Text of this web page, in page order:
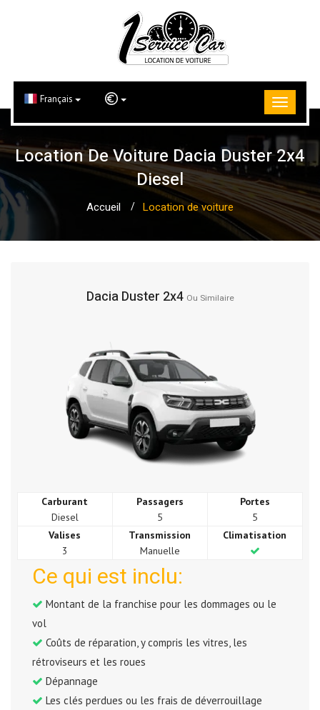
Français
Location De Voiture Dacia Duster 2x4
Diesel
Accueil Location de voiture
Dacia Duster 2x4 Ou Similaire
Carburant
Diesel
Passagers
5
Portes
5
Valises
3
Transmission
Manuelle
Climatisation
Ce qui est inclu:
Montant de la franchise pour les dommages ou le
vol
Coûts de réparation, y compris les vitres, les
rétroviseurs et les roues
Dépannage
Les clés perdues ou les frais de déverrouillage